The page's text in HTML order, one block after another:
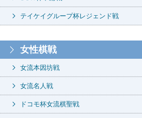
テイケイグループ杯レジェンド戦
女性棋戦
女流本因坊戦
女流名人戦
ドコモ杯女流棋聖戦